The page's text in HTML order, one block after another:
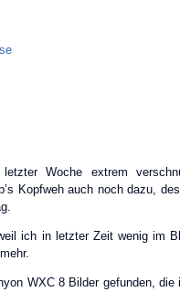
Woche extrem
Kopfweh auch noch dazu,
ich in letzter Zeit wenig im
WXC 8 Bilder gefunden,